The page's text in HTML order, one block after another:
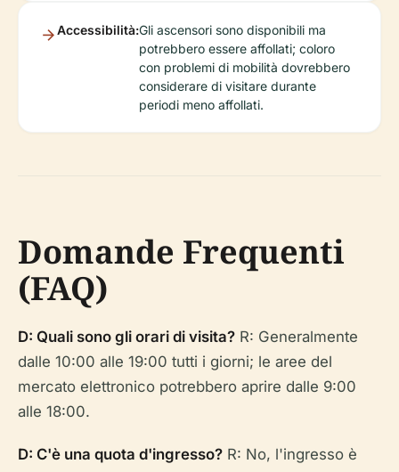
Accessibilità:Gli ascensori sono disponibili ma
potrebbero essere affollati; coloro
con problemi di mobilità dovrebbero
considerare di visitare durante
periodi meno affollati.
Domande Frequenti
(FAQ)
D: Quali sono gli orari di visita? R: Generalmente
dalle 10:00 alle 19:00 tutti i giorni; le aree del
mercato elettronico potrebbero aprire dalle 9:00
alle 18:00.
D: C'è una quota d'ingresso? R: No, l'ingresso è